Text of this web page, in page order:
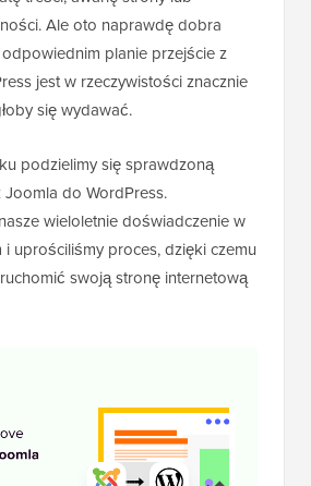
Ale oto naprawdę dobra
planie przejście z
jest w rzeczywistości znacznie
się wydawać.
podzielimy się sprawdzoną
do WordPress.
wieloletnie doświadczenie w
uprościliśmy proces, dzięki czemu
swoją stronę internetową